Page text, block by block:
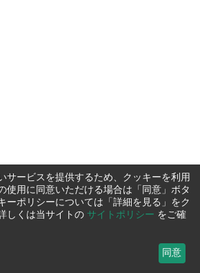
サービスを提供するため、クッキーを利用
使用に同意いただける場合は「同意」ボタ
ーポリシーについては「詳細を見る」をク
しくは当サイトの サイトポリシー をご確
同意